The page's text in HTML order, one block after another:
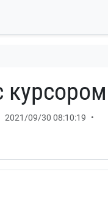
2021/09/30 08:10:19 •